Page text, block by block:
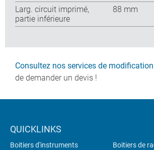
Larg. circuit imprimé,
partie inférieure
88 mm
Consultez nos services de modification
de demander un devis !
QUICKLINKS
Boitiers d'instruments
Boitiers de